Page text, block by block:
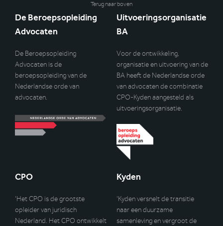
Terug naar boven
De Beroepsopleiding
Advocaten
De Beroepsopleiding
Advocaten is de
beroepsopleiding van de
Nederlandse orde van
advocaten.
Uitvoeringsorganisatie
BA
Voor de ontwikkeling,
organisatie en uitvoering van de
BA heeft de Nederlandse orde
van advocaten de combinatie
CPO-Kyden aangesteld als
uitvoeringsorganisatie.
CPO
‘Het CPO is de grootste
opleider van juridisch
Nederland. Het CPO ontwikkelt
Kyden
‘Kyden versnelt de transitie
naar een duurzame
samenleving en vergroot de